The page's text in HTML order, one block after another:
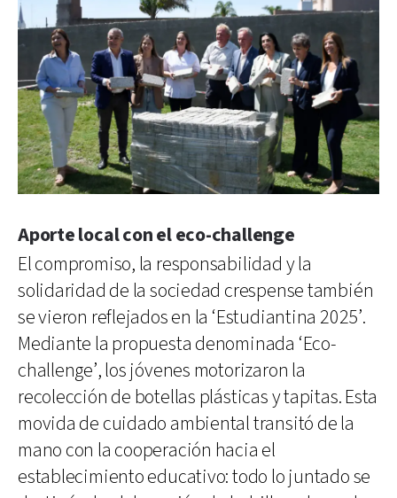
Aporte local con el eco-challenge
El compromiso, la responsabilidad y la
solidaridad de la sociedad crespense también
se vieron reflejados en la ‘Estudiantina 2025’.
Mediante la propuesta denominada ‘Eco-
challenge’, los jóvenes motorizaron la
recolección de botellas plásticas y tapitas. Esta
movida de cuidado ambiental transitó de la
mano con la cooperación hacia el
establecimiento educativo: todo lo juntado se